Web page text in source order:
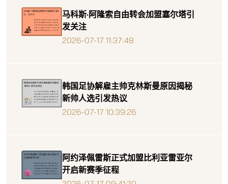
马科斯·阿隆索自由转会加盟塞尔塔引
发关注
2026-07-17 11:37:48
韩国足协解雇主帅克林斯曼原因揭秘
新帅人选引发热议
2026-07-17 10:39:26
阿约泽佩雷斯正式加盟比利亚雷亚尔
开启新赛季征程